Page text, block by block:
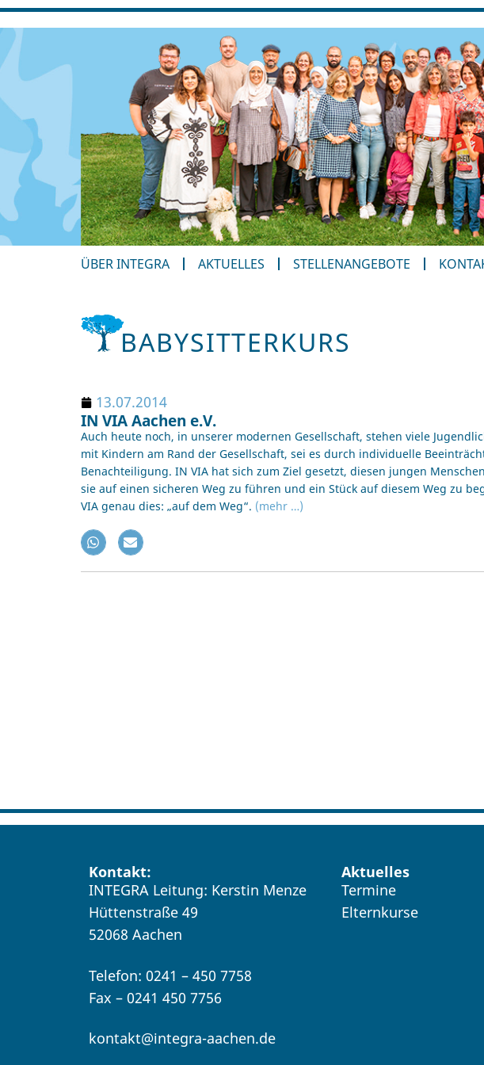
ÜBER INTEGRA AKTUELLES STELLENANGEBOTE
BABYSITTERKURS
13.07.2014
IN VIA Aachen e.V.
Auch heute noch, in unserer modernen Gesellschaft, stehen viele
mit Kindern am Rand der Gesellschaft, sei es durch individuelle
Benachteiligung. IN VIA hat sich zum Ziel gesetzt, diesen jungen
sie auf einen sicheren Weg zu führen und ein Stück auf diesem Weg zu
VIA genau dies: „auf dem Weg“. (mehr …)
Kontakt:
INTEGRA Leitung: Kerstin Menze
Hüttenstraße 49
52068 Aachen
Telefon: 0241 – 450 7758
Fax – 0241 450 7756
kontakt@integra-aachen.de
Aktuelles
Termine
Elternkurse